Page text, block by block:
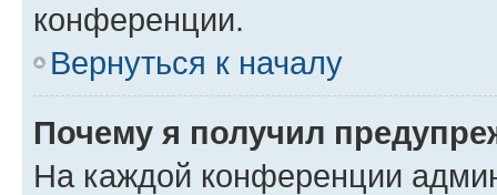
конференции.
Вернуться к началу
Почему я получил
На каждой конференции